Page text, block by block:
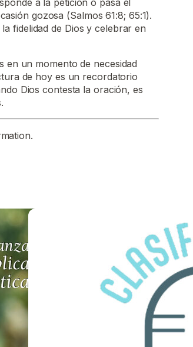
a la petición o pasa el
gozosa (Salmos 61:8; 65:1).
fidelidad de Dios y celebrar en
en un momento de necesidad
de hoy es un recordatorio
Dios contesta la oración, es